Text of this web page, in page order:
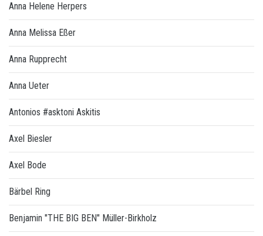
Anna Helene Herpers
Anna Melissa Eßer
Anna Rupprecht
Anna Ueter
Antonios #asktoni Askitis
Axel Biesler
Axel Bode
Bärbel Ring
Benjamin "THE BIG BEN" Müller-Birkholz